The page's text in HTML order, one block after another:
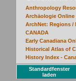
Standardfenster
laden